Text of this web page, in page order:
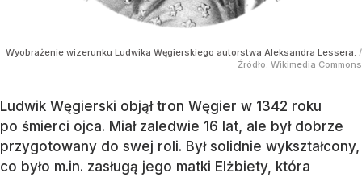
Wyobrażenie wizerunku Ludwika Węgierskiego autorstwa Aleksandra Lessera. /
Źródło: Wikimedia Commons
Ludwik Węgierski objął tron Węgier w 1342 roku
po śmierci ojca. Miał zaledwie 16 lat, ale był dobrze
przygotowany do swej roli. Był solidnie wykształcony,
co było m.in. zasługą jego matki Elżbiety, która